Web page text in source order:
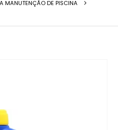
MANUTENÇÃO DE PISCINA